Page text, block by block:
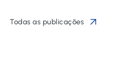
Todas as publicações